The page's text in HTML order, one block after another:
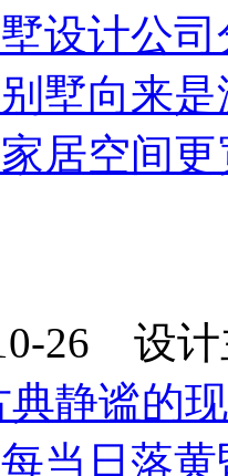
设计公
墅向来
居空间
26 设
典静谧的
当日落